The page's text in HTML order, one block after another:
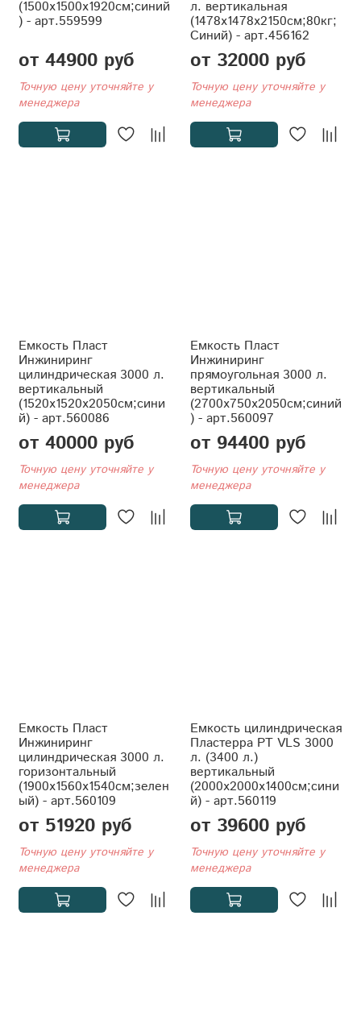
(1500x1500x1920см;синий
) - арт.559599
от 44900 руб
Точную цену уточняйте у
менеджера
л. вертикальная
(1478x1478x2150см;80кг;
Синий) - арт.456162
от 32000 руб
Точную цену уточняйте у
менеджера
Емкость Пласт
Инжиниринг
цилиндрическая 3000 л.
вертикальный
(1520x1520x2050см;сини
й) - арт.560086
от 40000 руб
Точную цену уточняйте у
менеджера
Емкость Пласт
Инжиниринг
прямоугольная 3000 л.
вертикальный
(2700x750x2050см;синий
) - арт.560097
от 94400 руб
Точную цену уточняйте у
менеджера
Емкость Пласт
Инжиниринг
цилиндрическая 3000 л.
горизонтальный
(1900x1560x1540см;зелен
ый) - арт.560109
от 51920 руб
Точную цену уточняйте у
менеджера
Емкость цилиндрическая
Пластерра PT VLS 3000
л. (3400 л.)
вертикальный
(2000x2000x1400см;сини
й) - арт.560119
от 39600 руб
Точную цену уточняйте у
менеджера